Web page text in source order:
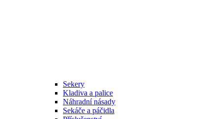
Sekery
Kladiva a palice
Náhradní násady
Sekáče a páčidla